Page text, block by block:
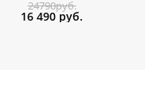
24790руб.
16 490 руб.